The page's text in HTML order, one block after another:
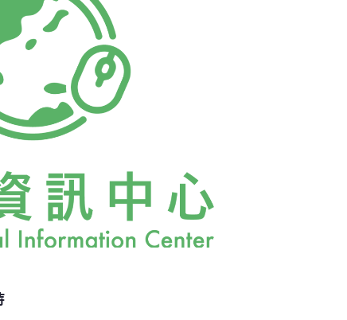
臨飢餓、疾病和缺水，這場危機會慢慢發
地區的巴布亞紐幾內亞、非洲的衣索比